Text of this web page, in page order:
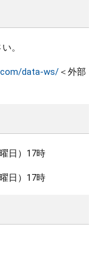
。
data-ws/ ＜外部
日）17時
日）17時